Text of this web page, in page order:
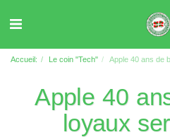
Accueil: Le coin "Tech" Apple 40 ans de
Apple 40
loyaux